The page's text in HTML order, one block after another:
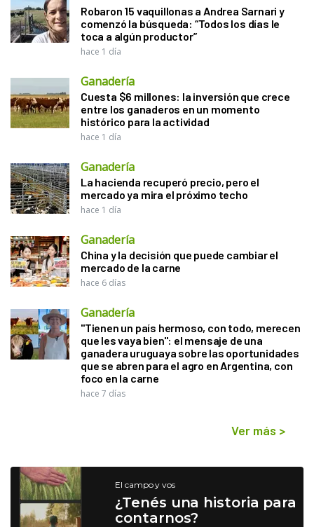
Robaron 15 vaquillonas a Andrea Sarnari y
comenzó la búsqueda: “Todos los días le
toca a algún productor”
hace 1 día
Ganadería
Cuesta $6 millones: la inversión que crece
entre los ganaderos en un momento
histórico para la actividad
hace 1 día
Ganadería
La hacienda recuperó precio, pero el
mercado ya mira el próximo techo
hace 1 día
Ganadería
China y la decisión que puede cambiar el
mercado de la carne
hace 6 días
Ganadería
"Tienen un país hermoso, con todo, merecen
que les vaya bien": el mensaje de una
ganadera uruguaya sobre las oportunidades
que se abren para el agro en Argentina, con
foco en la carne
hace 7 días
Ver más >
El campo y vos
¿Tenés una historia para
contarnos?